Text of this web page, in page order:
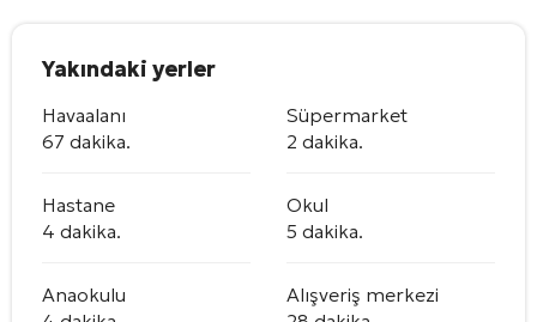
Yakındaki yerler
Havaalanı
67 dakika.
Süpermarket
2 dakika.
Hastane
4 dakika.
Okul
5 dakika.
Anaokulu
Alışveriş merkezi